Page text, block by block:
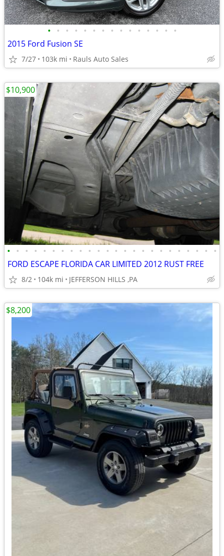
• • • • • • • • • • • • • • •
2015 Ford Fusion SE
7/27 103k mi Rauls Auto Sales
• • • • • • • • • • • • • • • • • • • • • • • •
FORD ESCAPE FLORIDA CAR LIMITED 2012 RUST FREE
8/2 104k mi JEFFERSON HILLS ,PA
$10,900
$8,200